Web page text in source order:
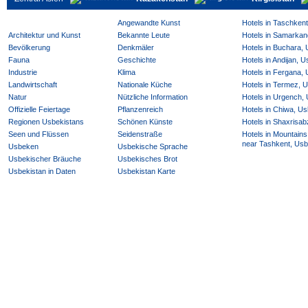
Angewandte Kunst
Architektur und Kunst
Bekannte Leute
Bevölkerung
Denkmäler
Fauna
Geschichte
Industrie
Klima
Landwirtschaft
Nationale Küche
Natur
Nützliche Information
Offizielle Feiertage
Pflanzenreich
Regionen Usbekistans
Schönen Künste
Seen und Flüssen
Seidenstraße
Usbeken
Usbekische Sprache
Usbekischer Bräuche
Usbekisches Brot
Usbekistan in Daten
Usbekistan Karte
Hotels in
Hotels in
Hotels in Buchara,
Hotels in Andijan,
Hotels in Fergana,
Hotels in Termez,
Hotels in Urgench,
Hotels in Chiwa,
Hotels in
Hotels in
near Tashkent,